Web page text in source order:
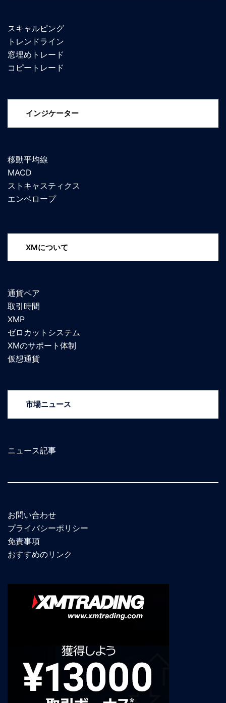
スキャルピング
トレンドライン
窓埋めトレード
コピートレード
インジケーター
移動平均線
MACD
ストキャスティクス
エンベロープ
XMについて
通貨ペア
取引時間
XMP
ゼロカットシステム
XMのサポート体制
仮想通貨
市場ニュース
ニュース記事
お問い合わせ
プライバシーポリシー
免責事項
おすすめのリンク